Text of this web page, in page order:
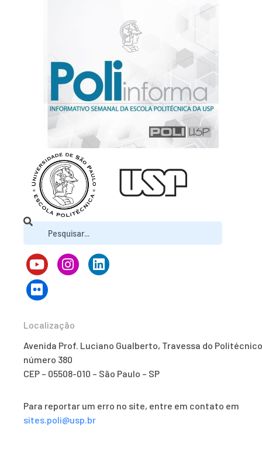
Localização
Avenida Prof. Luciano Gualberto, Travessa do
número 380
CEP – 05508-010 – São Paulo – SP
Para reportar um erro no site, entre em contato em
sites.poli@usp.br